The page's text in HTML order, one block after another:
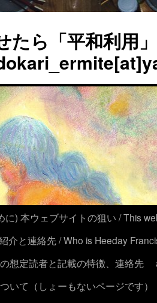
たら「平和利用
に) 本ウェブサイトの狙い / This
介と連絡先 / Who is Heeday
想定読者と記載の特徴、連絡先
いて（しょーもないページです）